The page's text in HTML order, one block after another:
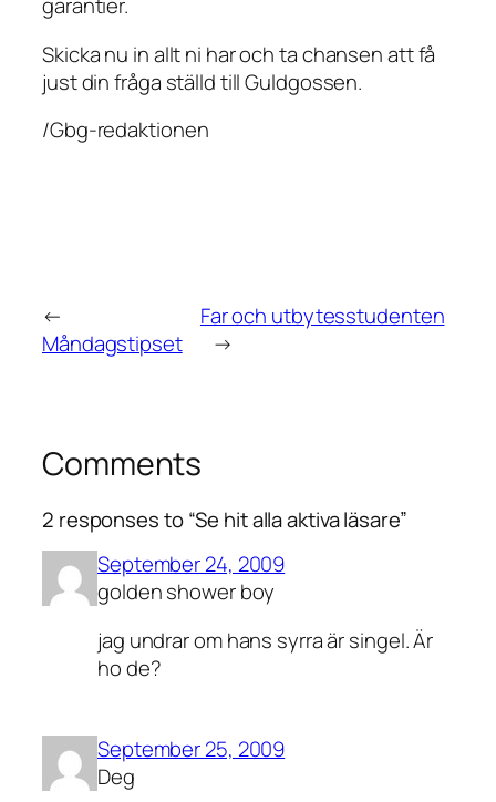
garantier.
Skicka nu in allt ni har och ta chansen att få
just din fråga ställd till Guldgossen.
/Gbg-redaktionen
←
Måndagstipset
Far och utbytesstudenten
→
Comments
2 responses to “Se hit alla aktiva läsare”
September 24, 2009
golden shower boy
jag undrar om hans syrra är singel. Är
ho de?
September 25, 2009
Deg